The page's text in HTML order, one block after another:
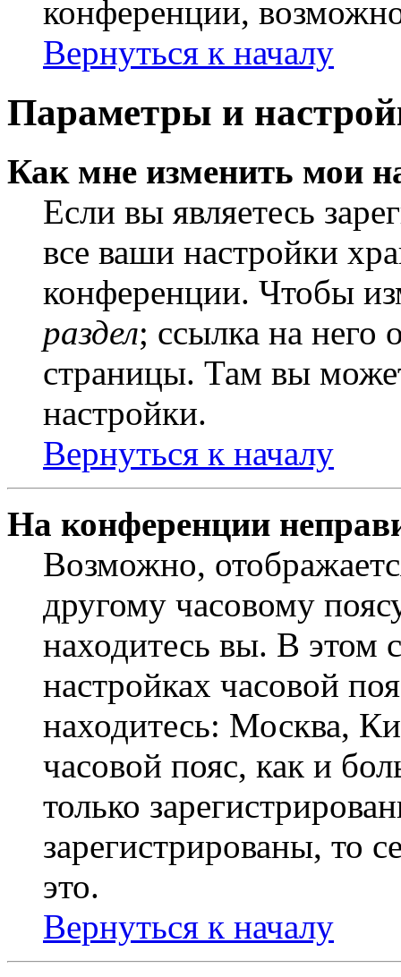
конференции,
Вернуться к началу
Параметры и
Как мне изменить мои
Если вы являетесь
все ваши настройки
конференции. Чтобы
раздел; ссылка на него
страницы. Там вы
настройки.
Вернуться к началу
На конференции
Возможно,
другому часовому
находитесь вы. В этом
настройках часовой
находитесь: Москва,
часовой пояс, как и
только
зарегистрированы, то
это.
Вернуться к началу